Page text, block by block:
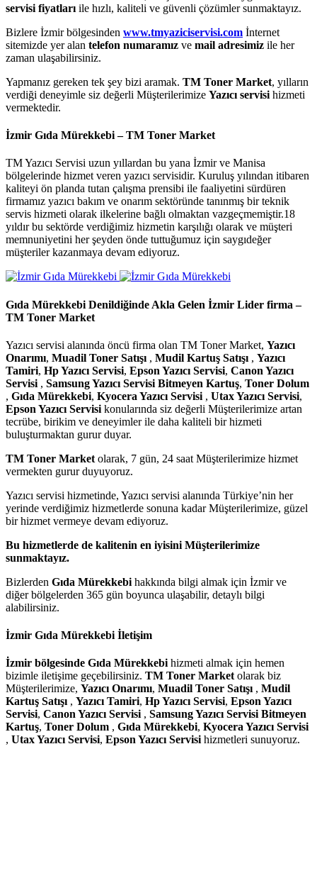
servisi fiyatları ile hızlı, kaliteli ve güvenli çözümler sunmaktayız.
Bizlere İzmir bölgesinden www.tmyaziciservisi.com İnternet
sitemizde yer alan telefon numaramız ve mail adresimiz ile her
zaman ulaşabilirsiniz.
Yapmanız gereken tek şey bizi aramak. TM Toner Market, yılların
verdiği deneyimle siz değerli Müşterilerimize Yazıcı servisi hizmeti
vermektedir.
İzmir Gıda Mürekkebi– TM Toner Market
TM Yazıcı Servisi uzun yıllardan bu yana İzmir ve Manisa
bölgelerinde hizmet veren yazıcı servisidir. Kuruluş yılından itibaren
kaliteyi ön planda tutan çalışma prensibi ile faaliyetini sürdüren
firmamız yazıcı bakım ve onarım sektöründe tanınmış bir teknik
servis hizmeti olarak ilkelerine bağlı olmaktan vazgeçmemiştir.18
yıldır bu sektörde verdiğimiz hizmetin karşılığı olarak ve müşteri
memnuniyetini her şeyden önde tuttuğumuz için saygıdeğer
müşteriler kazanmaya devam ediyoruz.
Gıda Mürekkebi Denildiğinde Akla Gelen İzmir Lider firma –
TM Toner Market
Yazıcı servisi alanında öncü firma olan TM Toner Market, Yazıcı
Onarımı, Muadil Toner Satışı , Mudil Kartuş Satışı , Yazıcı
Tamiri, Hp Yazıcı Servisi, Epson Yazıcı Servisi, Canon Yazıcı
Servisi , Samsung Yazıcı Servisi Bitmeyen Kartuş, Toner Dolum
, Gıda Mürekkebi, Kyocera Yazıcı Servisi , Utax Yazıcı Servisi,
Epson Yazıcı Servisi konularında siz değerli Müşterilerimize artan
tecrübe, birikim ve deneyimler ile daha kaliteli bir hizmeti
buluşturmaktan gurur duyar.
TM Toner Market olarak, 7 gün, 24 saat Müşterilerimize hizmet
vermekten gurur duyuyoruz.
Yazıcı servisi hizmetinde, Yazıcı servisi alanında Türkiye’nin her
yerinde verdiğimiz hizmetlerde sonuna kadar Müşterilerimize, güzel
bir hizmet vermeye devam ediyoruz.
Bu hizmetlerde de kalitenin en iyisini Müşterilerimize
sunmaktayız.
Bizlerden Gıda Mürekkebi hakkında bilgi almak için İzmir ve
diğer bölgelerden 365 gün boyunca ulaşabilir, detaylı bilgi
alabilirsiniz.
İzmir Gıda Mürekkebi İletişim
İzmir bölgesinde Gıda Mürekkebi hizmeti almak için hemen
bizimle iletişime geçebilirsiniz. TM Toner Market olarak biz
Müşterilerimize, Yazıcı Onarımı, Muadil Toner Satışı , Mudil
Kartuş Satışı , Yazıcı Tamiri, Hp Yazıcı Servisi, Epson Yazıcı
Servisi, Canon Yazıcı Servisi , Samsung Yazıcı Servisi Bitmeyen
Kartuş, Toner Dolum , Gıda Mürekkebi, Kyocera Yazıcı Servisi
, Utax Yazıcı Servisi, Epson Yazıcı Servisi hizmetleri sunuyoruz.